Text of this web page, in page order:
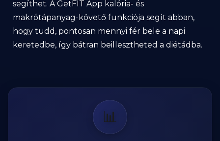
segíthet. A GetFIT App kalória- és
makrótápanyag-követő funkciója segít abban,
hogy tudd, pontosan mennyi fér bele a napi
keretedbe, így bátran beillesztheted a diétádba.
📊